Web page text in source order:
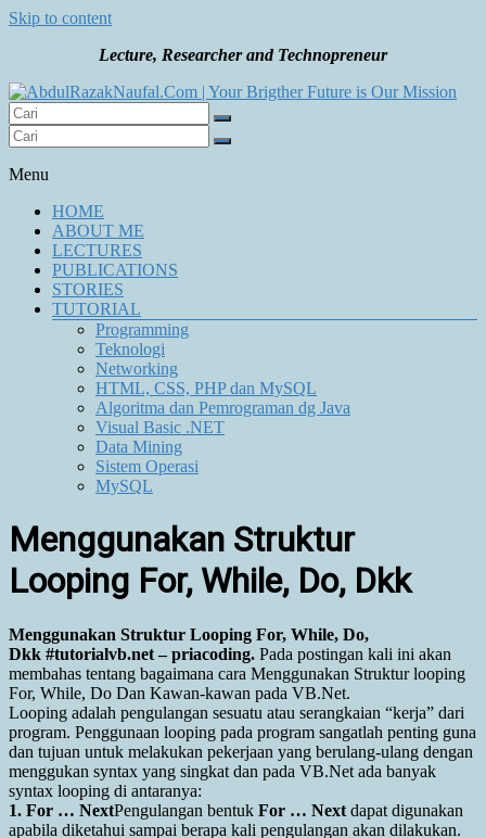
Skip to content
Lecture, Researcher and Technopreneur
AbdulRazakNaufal.Com | Your Brigther Future is Our
Your Brigther Future is Our Mission
Menu
HOME
ABOUT ME
LECTURES
PUBLICATIONS
STORIES
TUTORIAL
Programming
Teknologi
Networking
HTML, CSS, PHP dan MySQL
Algoritma dan Pemrograman dg Java
Visual Basic .NET
Data Mining
Sistem Operasi
MySQL
Menggunakan Struktur
Looping For, While, Do, Dkk
Menggunakan Struktur Looping For, While, Do,
Dkk #tutorialvb.net – priacoding. Pada postingan kali ini akan
membahas tentang bagaimana cara Menggunakan Struktur looping
For, While, Do Dan Kawan-kawan pada VB.Net.
Looping adalah pengulangan sesuatu atau serangkaian “kerja” dari
program. Penggunaan looping pada program sangatlah penting guna
dan tujuan untuk melakukan pekerjaan yang berulang-ulang dengan
menggukan syntax yang singkat dan pada VB.Net ada banyak
syntax looping di antaranya:
1. For … NextPengulangan bentuk For … Next dapat digunakan
apabila diketahui sampai berapa kali pengulangan akan dilakukan.